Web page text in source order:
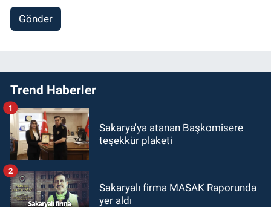
Gönder
Trend Haberler
Sakarya'ya atanan Başkomisere
teşekkür plaketi
1
Sakaryalı firma MASAK Raporunda
yer aldı
2